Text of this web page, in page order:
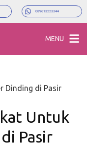
089613223344
MENU
Dinding di Pasir
Untuk
Pasir